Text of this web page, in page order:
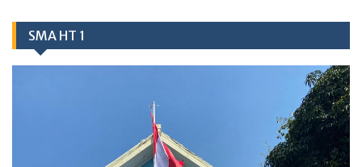
SMA HT 1